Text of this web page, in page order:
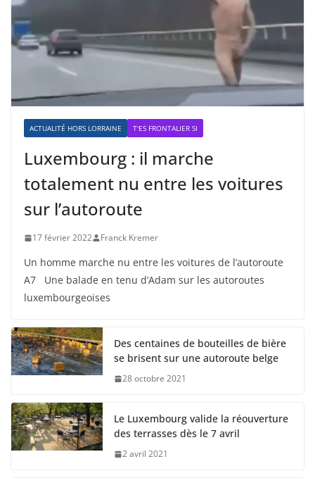
ACTUALITÉ HORS LORRAINE T'ES FRONTALIER SI
Luxembourg : il marche
totalement nu entre les voitures
sur l’autoroute
17 février 2022 Franck Kremer
Un homme marche nu entre les voitures de l’autoroute
A7 Une balade en tenu d’Adam sur les autoroutes
luxembourgeoises
Des centaines de bouteilles de bière
se brisent sur une autoroute belge
28 octobre 2021
Le Luxembourg valide la réouverture
des terrasses dès le 7 avril
2 avril 2021